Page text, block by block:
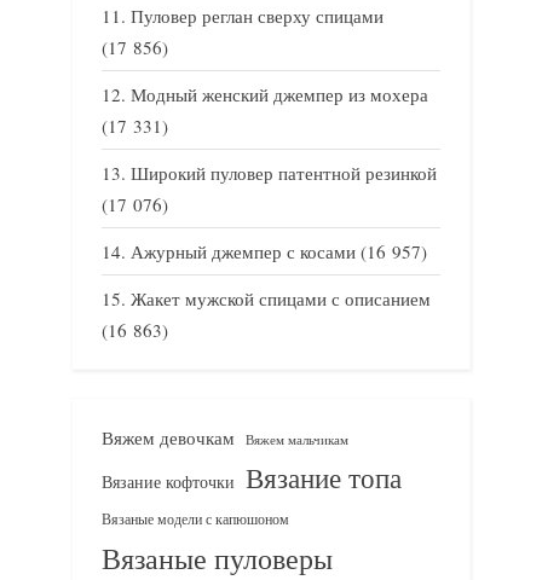
Пуловер реглан сверху спицами
(17 856)
Модный женский джемпер из мохера
(17 331)
Широкий пуловер патентной резинкой
(17 076)
Ажурный джемпер с косами (16 957)
Жакет мужской спицами с описанием
(16 863)
Вяжем девочкам Вяжем мальчикам
Вязание кофточки Вязание топа
Вязаные модели с капюшоном
Вязаные пуловеры